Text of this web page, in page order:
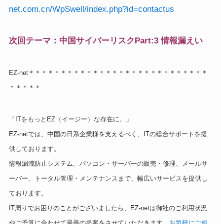
net.com.cn/WpSwell/index.php?id=contactus
次回テーマ：中国サイバーリスクPart:3 情報漏えい
EZ-net＊＊＊＊＊＊＊＊＊＊＊＊＊＊＊＊＊＊＊＊＊＊＊＊＊＊＊＊
＊＊＊＊＊
「ITをもっとEZ（イージー）な存在に。」
EZ-netでは、中国の日系企業様を支えるべく、ITの総合サポートを提
供しております。
情報漏洩防止システム、パソコン・サーバーの販売・修理、メールサ
ーバー、トータル管理・メンテナンスまで、幅広いサービスを提供し
ております。
IT周りでお困りのことがございましたら、EZ-netは御社のご利用状況